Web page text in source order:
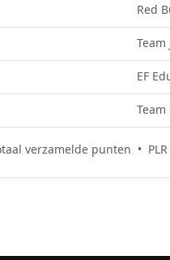
Red
Team
EF
Team
verzamelde punten •